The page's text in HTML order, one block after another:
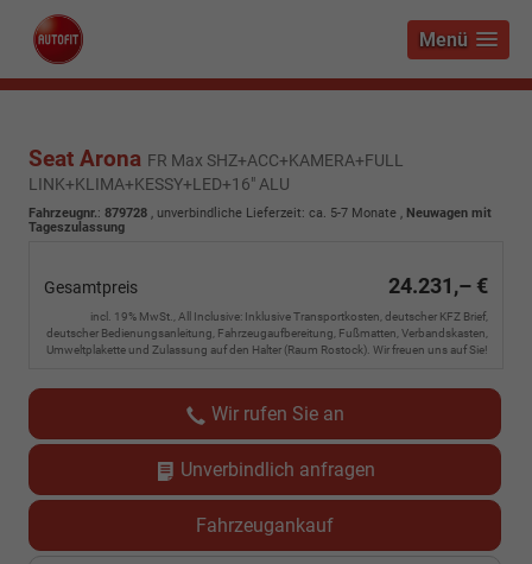
Menü
Seat Arona FR Max SHZ+ACC+KAMERA+FULL
LINK+KLIMA+KESSY+LED+16" ALU
Fahrzeugnr.: 879728 , unverbindliche Lieferzeit: ca. 5-7 Monate , Neuwagen mit
Tageszulassung
Gesamtpreis 24.231,– €
incl. 19% MwSt., All Inclusive: Inklusive Transportkosten, deutscher KFZ Brief,
deutscher Bedienungsanleitung, Fahrzeugaufbereitung, Fußmatten, Verbandskasten,
Umweltplakette und Zulassung auf den Halter (Raum Rostock). Wir freuen uns auf Sie!
Wir rufen Sie an
Unverbindlich anfragen
Fahrzeugankauf